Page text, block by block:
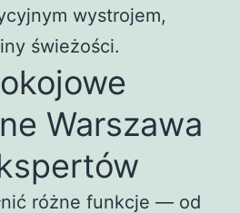
wystrojem,
świeżości.
Warszawa
różne funkcje — od